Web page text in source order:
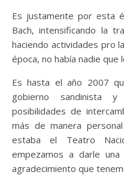
Es justamente por esta
Bach, intensificando la
haciendo actividades pro
época, no había nadie que
Es hasta el año 2007
gobierno sandinista
posibilidades de
más de manera
estaba el Teatro
empezamos a darle
agradecimiento que